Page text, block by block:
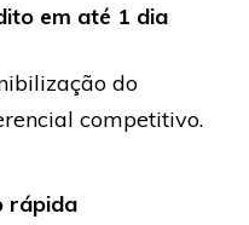
em até 1 dia
do
competitivo.
rápida